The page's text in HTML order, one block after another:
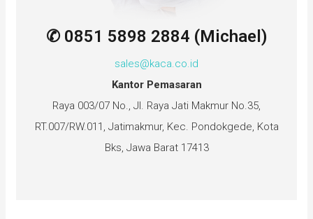
✆ 0851 5898 2884 (Michael)
sales@kaca.co.id
Kantor Pemasaran
Raya 003/07 No., Jl. Raya Jati Makmur No.35,
RT.007/RW.011, Jatimakmur, Kec. Pondokgede, Kota
Bks, Jawa Barat 17413